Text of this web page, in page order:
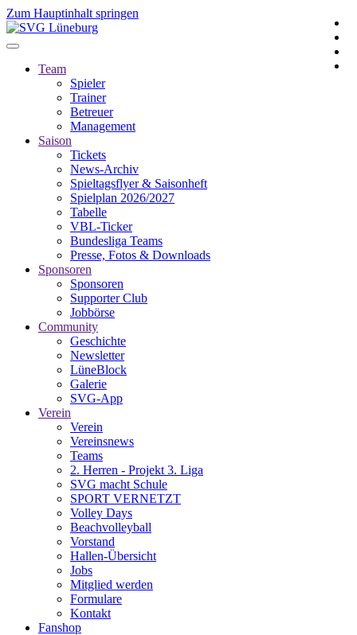
Zum Hauptinhalt springen
Team
Spieler
Trainer
Betreuer
Management
Saison
Tickets
News-Archiv
Spieltagsflyer & Saisonheft
Spielplan 2026/2027
Tabelle
VBL-Ticker
Bundesliga Teams
Presse, Fotos & Downloads
Sponsoren
Sponsoren
Supporter Club
Jobbörse
Community
Geschichte
Newsletter
LüneBlock
Galerie
SVG-App
Verein
Verein
Vereinsnews
Teams
2. Herren - Projekt 3. Liga
SVG macht Schule
SPORT VERNETZT
Volley Days
Beachvolleyball
Vorstand
Hallen-Übersicht
Jobs
Mitglied werden
Formulare
Kontakt
Fanshop